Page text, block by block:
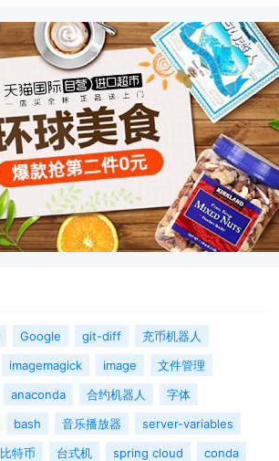
Google git-diff
充币机器人
imagemagick image
文件管理
anaconda 合约机器人
字体
bash 音乐播放器
server-variables
比特币 台式机 spring cloud
conda